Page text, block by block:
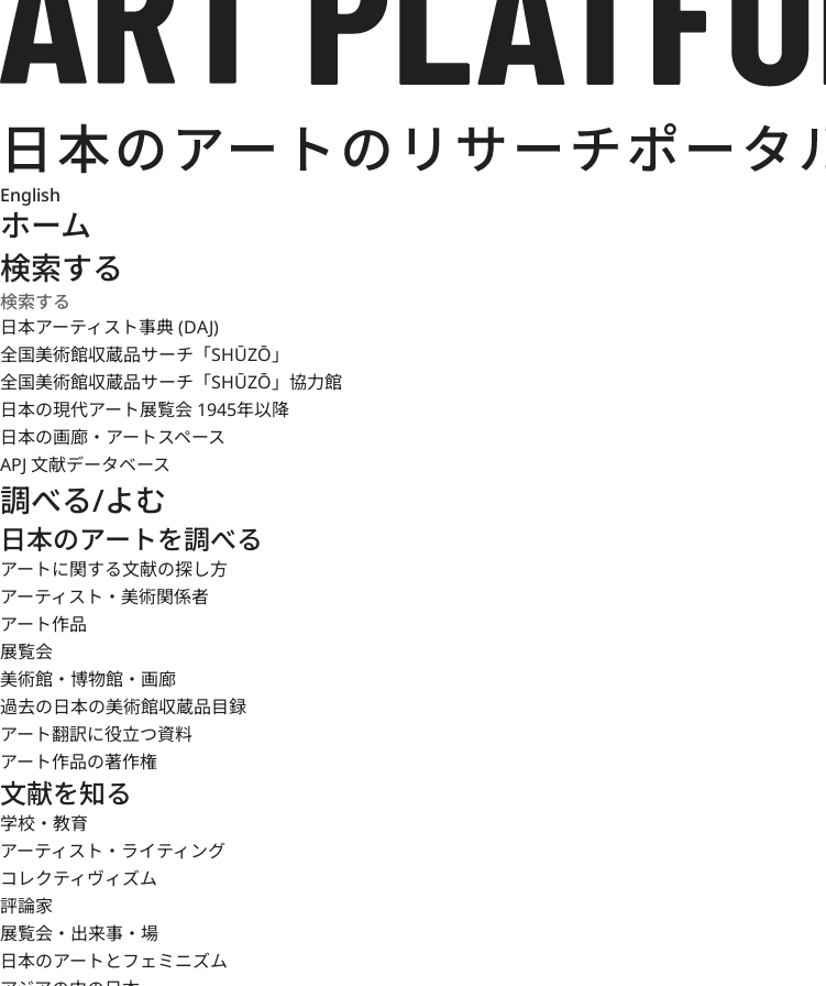
English
ホーム
検索する
日本アーティスト事典 (DAJ)
全国美術館収蔵品サーチ「SHŪZŌ」
全国美術館収蔵品サーチ「SHŪZŌ」協力館
日本の現代アート展覧会 1945年以降
日本の画廊・アートスペース
APJ 文献データベース
調べる/よむ
日本のアートを調べる
アートに関する文献の探し方
アーティスト・美術関係者
アート作品
展覧会
美術館・博物館・画廊
過去の日本の美術館収蔵品目録
アート翻訳に役立つ資料
アート作品の著作権
文献を知る
学校・教育
アーティスト・ライティング
コレクティヴィズム
評論家
展覧会・出来事・場
日本のアートとフェミニズム